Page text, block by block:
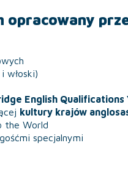
włoski)
English Qualifications
kultury krajów
the World
specjalnymi